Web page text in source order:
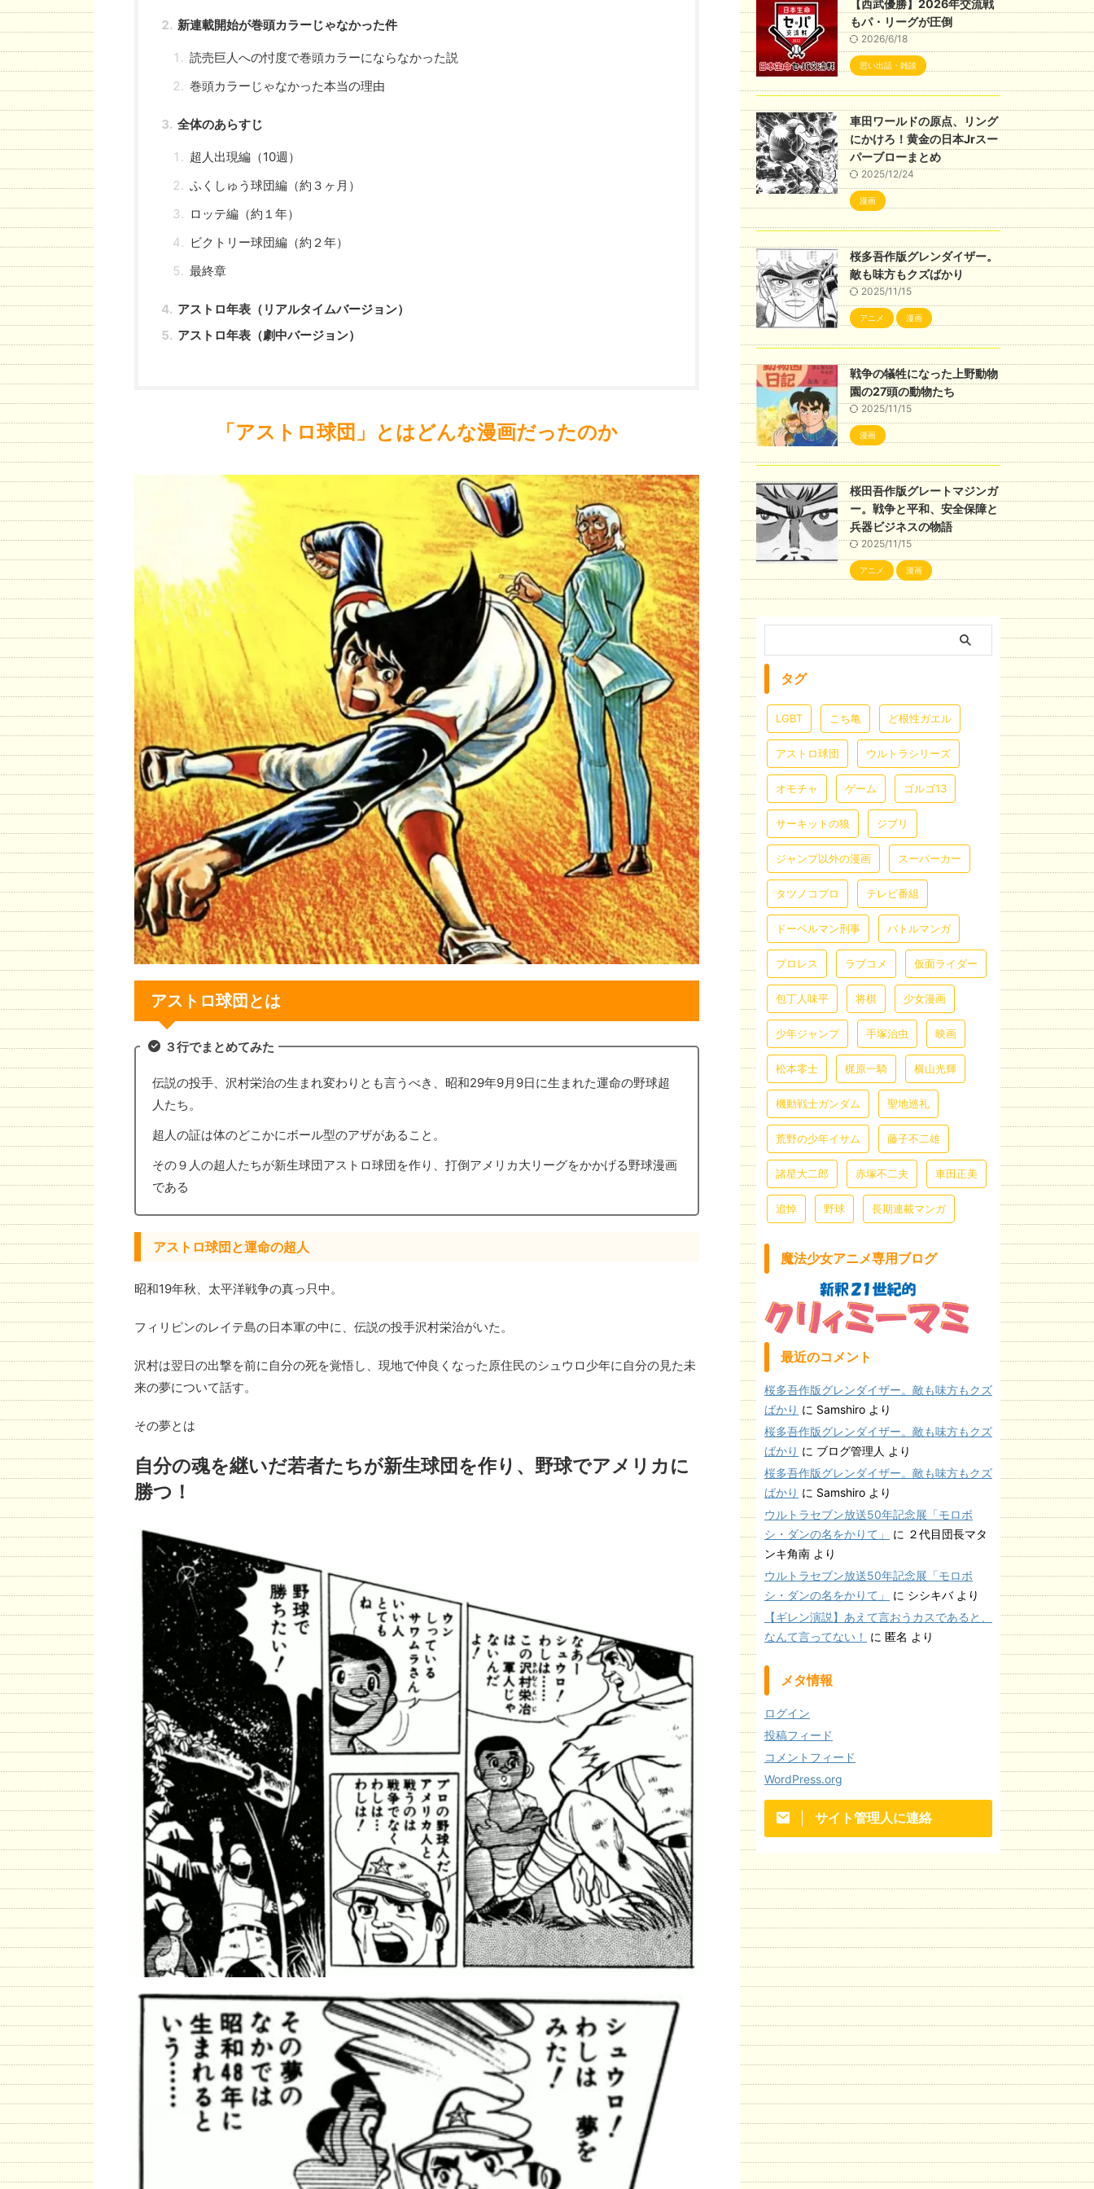
新連載開始が巻頭カラーじゃなかった件
読売巨人への忖度で巻頭カラーにならなかった説
巻頭カラーじゃなかった本当の理由
全体のあらすじ
超人出現編（10週）
ふくしゅう球団編（約３ヶ月）
ロッテ編（約１年）
ビクトリー球団編（約２年）
最終章
アストロ年表（リアルタイムバージョン）
アストロ年表（劇中バージョン）
「アストロ球団」とはどんな漫画だったのか
アストロ球団とは
３行でまとめてみた
伝説の投手、沢村栄治の生まれ変わりとも言うべき、昭和29年9月9日に生まれた運命の野球超
人たち。
超人の証は体のどこかにボール型のアザがあること。
その９人の超人たちが新生球団アストロ球団を作り、打倒アメリカ大リーグをかかげる野球漫画
である
アストロ球団と運命の超人
昭和19年秋、太平洋戦争の真っ只中。
フィリピンのレイテ島の日本軍の中に、伝説の投手沢村栄治がいた。
沢村は翌日の出撃を前に自分の死を覚悟し、現地で仲良くなった原住民のシュウロ少年に自分の見た未
来の夢について話す。
その夢とは
自分の魂を継いだ若者たちが新生球団を作り、野球でアメリカに
勝つ！
【西武優勝】2026年交流戦
もパ・リーグが圧倒
2026/6/18
思い出話・雑談
車田ワールドの原点、リング
にかけろ！黄金の日本Jrスー
パーブローまとめ
2025/12/24
漫画
桜多吾作版グレンダイザー。
敵も味方もクズばかり
2025/11/15
アニメ 漫画
戦争の犠牲になった上野動物
園の27頭の動物たち
2025/11/15
漫画
桜田吾作版グレートマジンガ
ー。戦争と平和、安全保障と
兵器ビジネスの物語
2025/11/15
アニメ 漫画
タグ
LGBT こち亀 ど根性ガエル
アストロ球団 ウルトラシリーズ
オモチャ ゲーム ゴルゴ13
サーキットの狼 ジブリ
ジャンプ以外の漫画 スーパーカー
タツノコプロ テレビ番組
ドーベルマン刑事 バトルマンガ
プロレス ラブコメ 仮面ライダー
包丁人味平 将棋 少女漫画
少年ジャンプ 手塚治虫 映画
松本零士 梶原一騎 横山光輝
機動戦士ガンダム 聖地巡礼
荒野の少年イサム 藤子不二雄
諸星大二郎 赤塚不二夫 車田正美
追悼 野球 長期連載マンガ
魔法少女アニメ専用ブログ
最近のコメント
桜多吾作版グレンダイザー。敵も味方もクズ
ばかり に Samshiro より
桜多吾作版グレンダイザー。敵も味方もクズ
ばかり に ブログ管理人 より
桜多吾作版グレンダイザー。敵も味方もクズ
ばかり に Samshiro より
ウルトラセブン放送50年記念展「モロボ
シ・ダンの名をかりて」
に ２代目団長マタ
ンキ角南 より
ウルトラセブン放送50年記念展「モロボ
シ・ダンの名をかりて」
に シシキバより
【ギレン演説】あえて言おうカスであると、
なんて言ってない！
に 匿名 より
メタ情報
ログイン
投稿フィード
コメントフィード
WordPress.org
サイト管理人に連絡